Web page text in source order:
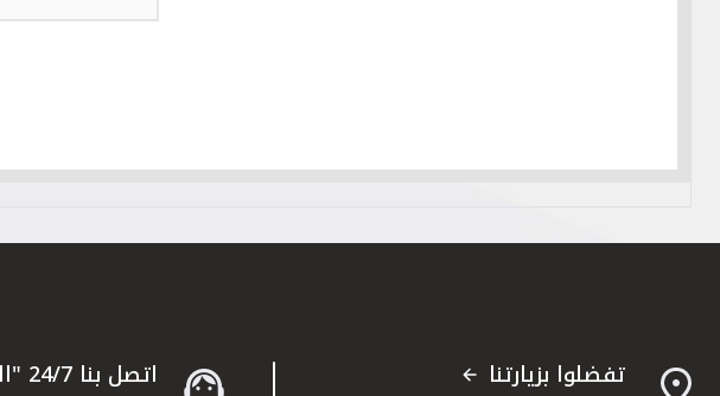
تفضلوا بزيارتنا اتصل بنا 24/7 "الخدمة الهاتفية" 1803333